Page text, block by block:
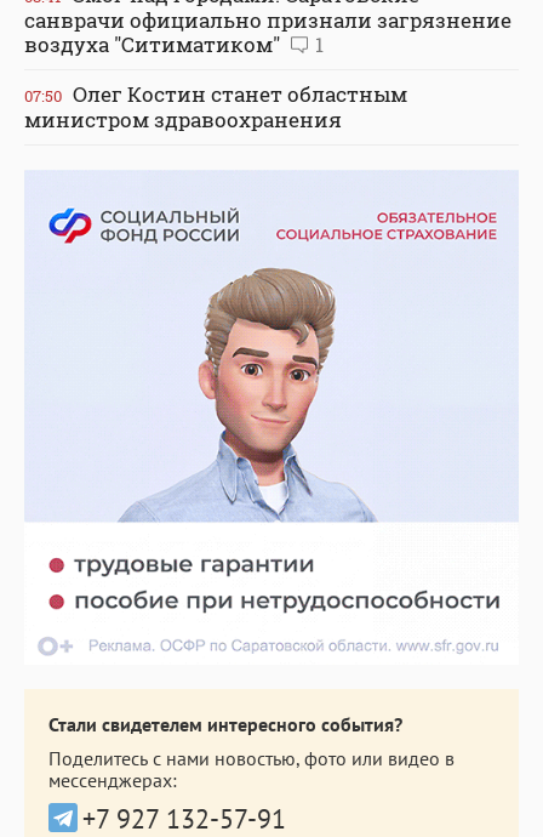
санврачи официально признали загрязнение
воздуха "Ситиматиком"
1
07:50 Олег Костин станет областным
министром здравоохранения
Стали свидетелем интересного события?
Поделитесь с нами новостью, фото или видео в
мессенджерах:
+7 927 132-57-91